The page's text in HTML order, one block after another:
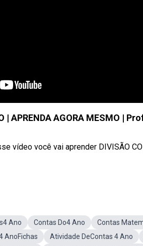
| APRENDA AGORA MESMO |
vídeo você vai aprender DIVISÃO
Ano Contas Do4 Ano Contas
AnoFichas Atividade DeContas 4 Ano